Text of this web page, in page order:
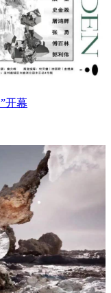
开幕